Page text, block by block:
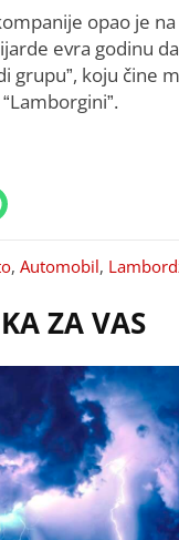
opao je
evra godinu
grupu”, koju čine
“Lamborgini”.
,Automobil,
ZA VAS